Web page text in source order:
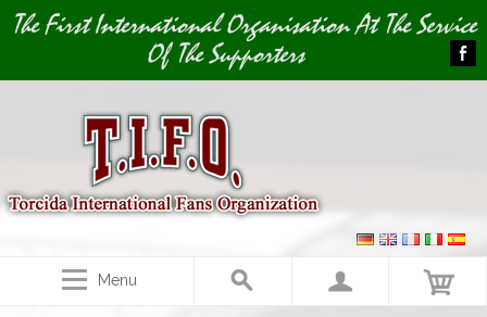
Image 01
The First International Organisation At The Service
Of The Supporters
Menu